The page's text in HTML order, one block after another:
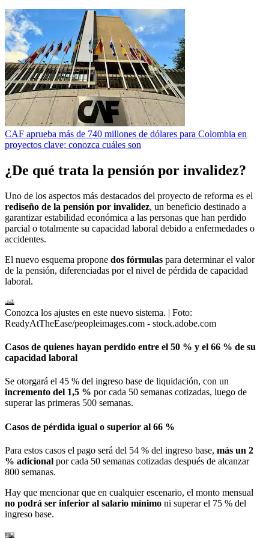
CAF aprueba más de 740 millones de dólares para Colombia en
proyectos clave; conozca cuáles son
¿De qué trata la pensión por invalidez?
Uno de los aspectos más destacados del proyecto de reforma es el
rediseño de la pensión por invalidez, un beneficio destinado a
garantizar estabilidad económica a las personas que han perdido
parcial o totalmente su capacidad laboral debido a enfermedades o
accidentes.
El nuevo esquema propone dos fórmulas para determinar el valor
de la pensión, diferenciadas por el nivel de pérdida de capacidad
laboral.
Conozca los ajustes en este nuevo sistema. | Foto:
ReadyAtTheEase/peopleimages.com - stock.adobe.com
Casos de quienes hayan perdido entre el 50 % y el 66 % de su
capacidad laboral
Se otorgará el 45 % del ingreso base de liquidación, con un
incremento del 1,5 % por cada 50 semanas cotizadas, luego de
superar las primeras 500 semanas.
Casos de pérdida igual o superior al 66 %
Para estos casos el pago será del 54 % del ingreso base, más un 2
% adicional por cada 50 semanas cotizadas después de alcanzar
800 semanas.
Hay que mencionar que en cualquier escenario, el monto mensual
no podrá ser inferior al salario mínimo ni superar el 75 % del
ingreso base.